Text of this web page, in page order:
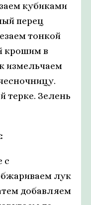
кубиками
перец
тонкой
крошим в
измельчаем
терке. Зелень
с
лук
добавляем